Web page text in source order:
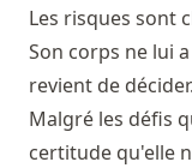
Les risques sont
Son corps ne lui
revient de
Malgré les défis
certitude qu'elle